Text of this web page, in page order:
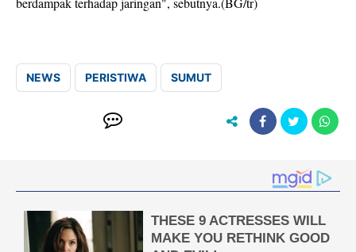
NEWS PERISTIWA SUMUT